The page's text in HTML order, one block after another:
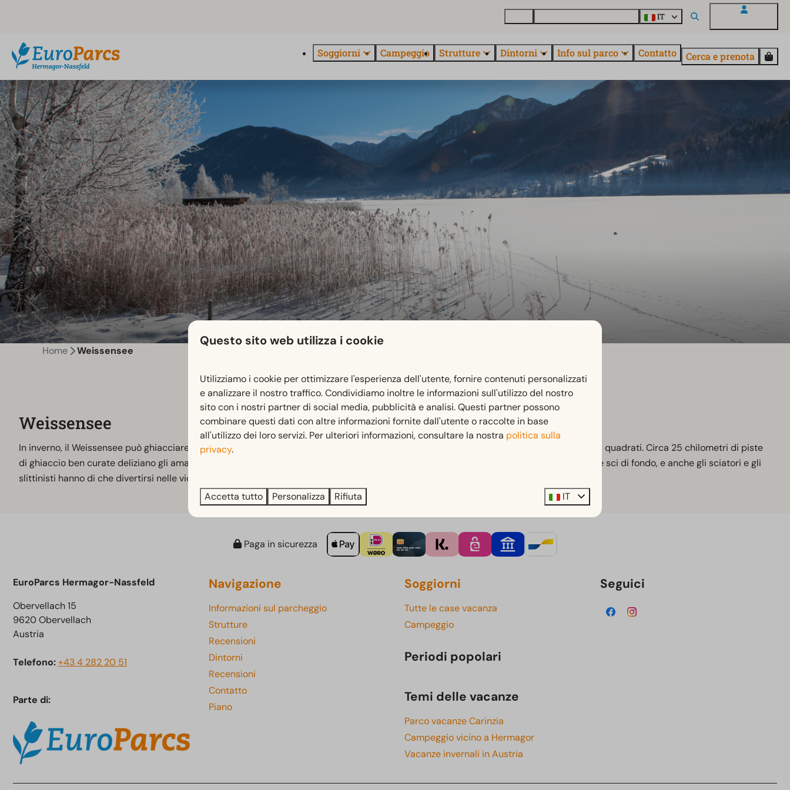
IT
Soggiorni Campeggio Strutture Dintorni Info sul parco Contatto Cerca e prenota
Home Weissensee
Weissensee
In inverno, il Weissensee può ghiacciare e formare la più grande superficie di ghiaccio naturale chiusa d'Europa, con i suoi 6,5 chilometri quadrati. Circa 25 chilometri di piste
di ghiaccio ben curate deliziano gli amanti del pattinaggio e dell'hockey su ghiaccio (amatoriale). Intorno al lago ci sono piste per slitte e sci di fondo, e anche gli sciatori e gli
slittinisti hanno di che divertirsi nelle vicinanze. In breve: Weissensee e i suoi dintorni meritano una visita.
Paga in sicurezza
EuroParcs Hermagor-Nassfeld
Obervellach 15
9620 Obervellach
Austria
Telefono:+43 4 282 20 51
Parte di:
Navigazione
Informazioni sul parcheggio
Strutture
Recensioni
Dintorni
Recensioni
Contatto
Piano
Soggiorni
Tutte le case vacanza
Campeggio
Periodi popolari
Temi delle vacanze
Parco vacanze Carinzia
Campeggio vicino a Hermagor
Vacanze invernali in Austria
Seguici
Questo sito web utilizza i cookie
Utilizziamo i cookie per ottimizzare l'esperienza dell'utente, fornire contenuti personalizzati
e analizzare il nostro traffico. Condividiamo inoltre le informazioni sull'utilizzo del nostro
sito con i nostri partner di social media, pubblicità e analisi. Questi partner possono
combinare questi dati con altre informazioni fornite dall'utente o raccolte in base
all'utilizzo dei loro servizi. Per ulteriori informazioni, consultare la nostra politica sulla
privacy.
Accetta tutto Personalizza Rifiuta IT